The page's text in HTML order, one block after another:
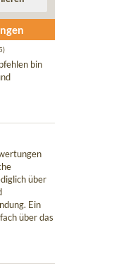
bin
über
Ein
über das